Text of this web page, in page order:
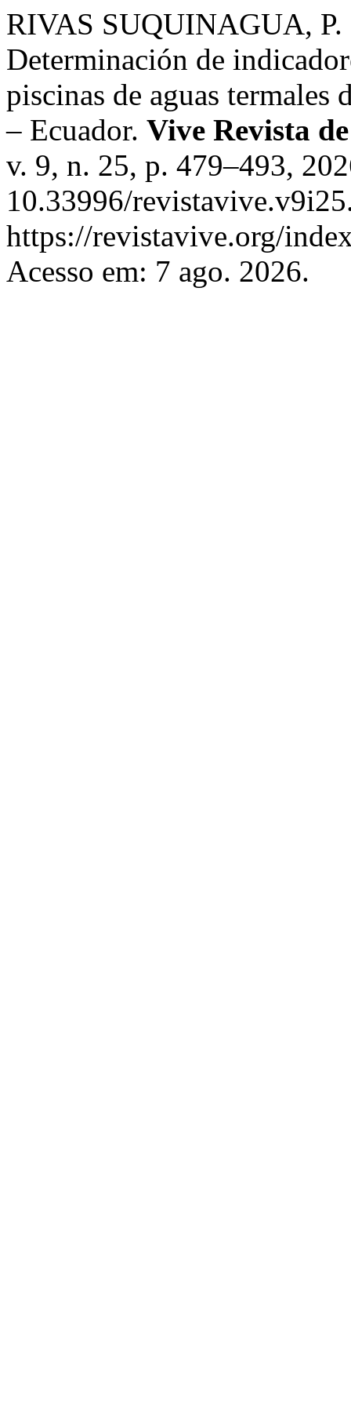
RIVAS SUQUINAGUA,
Determinación de
piscinas de aguas termales
– Ecuador. Vive Revista
v. 9, n. 25, p. 479–493,
10.33996/
https://revistavive.org/
Acesso em: 7 ago. 2026.